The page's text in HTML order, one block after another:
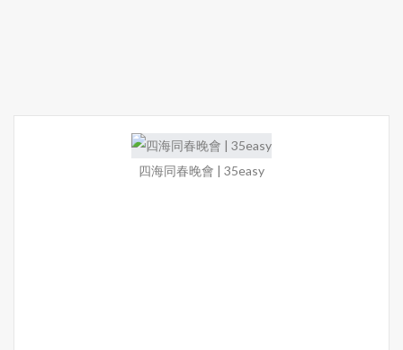
四海同春晚會 | 35easy